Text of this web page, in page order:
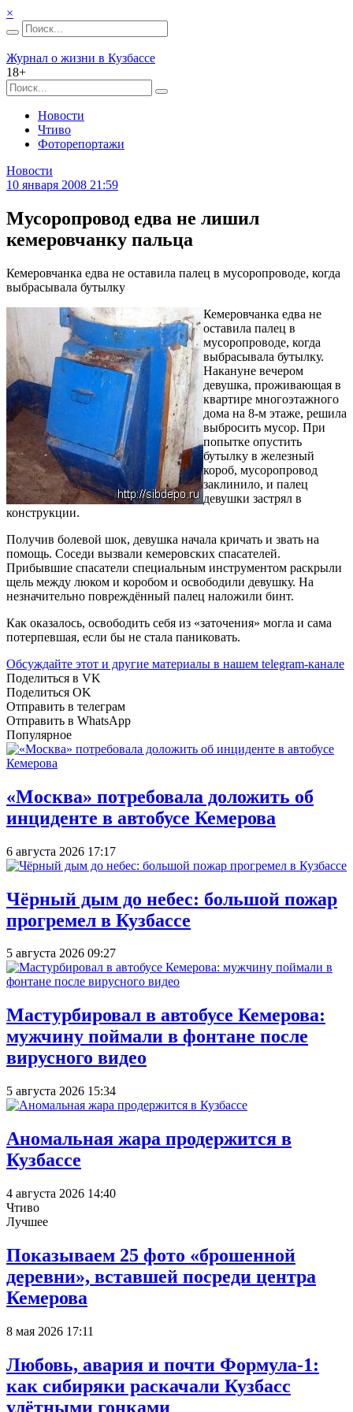
×
Журнал о жизни в Кузбассе
18+
Новости
Чтиво
Фоторепортажи
Новости
10 января 2008 21:59
Мусоропровод едва не лишил
кемеровчанку пальца
Кемеровчанка едва не оставила палец в мусоропроводе, когда
выбрасывала бутылку
Кемеровчанка едва не
оставила палец в
мусоропроводе, когда
выбрасывала бутылку.
Накануне вечером
девушка, проживающая в
квартире многоэтажного
дома на 8-м этаже, решила
выбросить мусор. При
попытке опустить
бутылку в железный
короб, мусоропровод
заклинило, и палец
девушки застрял в
конструкции.
Получив болевой шок, девушка начала кричать и звать на
помощь. Соседи вызвали кемеровских спасателей.
Прибывшие спасатели специальным инструментом раскрыли
щель между люком и коробом и освободили девушку. На
незначительно повреждённый палец наложили бинт.
Как оказалось, освободить себя из «заточения» могла и сама
потерпевшая, если бы не стала паниковать.
Обсуждайте этот и другие материалы в нашем telegram-канале
Поделиться в VK
Поделиться OK
Отправить в телеграм
Отправить в WhatsApp
Популярное
«Москва» потребовала доложить об
инциденте в автобусе Кемерова
6 августа 2026 17:17
Чёрный дым до небес: большой пожар
прогремел в Кузбассе
5 августа 2026 09:27
Мастурбировал в автобусе Кемерова:
мужчину поймали в фонтане после
вирусного видео
5 августа 2026 15:34
Аномальная жара продержится в
Кузбассе
4 августа 2026 14:40
Чтиво
Лучшее
Показываем 25 фото «брошенной
деревни», вставшей посреди центра
Кемерова
8 мая 2026 17:11
Любовь, авария и почти Формула-1:
как сибиряки раскачали Кузбасс
улётными гонками